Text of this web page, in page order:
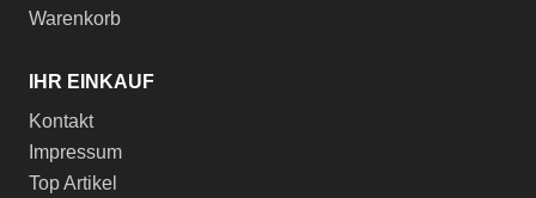
Warenkorb
IHR EINKAUF
Kontakt
Impressum
Top Artikel